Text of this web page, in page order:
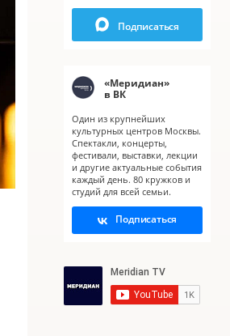
Подписаться
«Меридиан»
в ВК
Один из крупнейших
культурных центров Москвы.
Спектакли, концерты,
фестивали, выставки, лекции
и другие актуальные события
каждый день. 80 кружков и
студий для всей семьи.
Подписаться